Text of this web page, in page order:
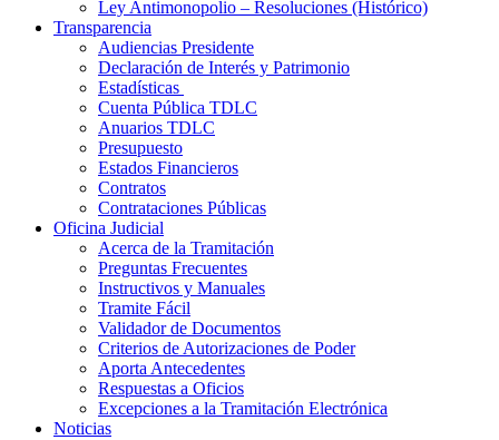
Ley Antimonopolio – Resoluciones (Histórico)
Transparencia
Audiencias Presidente
Declaración de Interés y Patrimonio
Estadísticas
Cuenta Pública TDLC
Anuarios TDLC
Presupuesto
Estados Financieros
Contratos
Contrataciones Públicas
Oficina Judicial
Acerca de la Tramitación
Preguntas Frecuentes
Instructivos y Manuales
Tramite Fácil
Validador de Documentos
Criterios de Autorizaciones de Poder
Aporta Antecedentes
Respuestas a Oficios
Excepciones a la Tramitación Electrónica
Noticias